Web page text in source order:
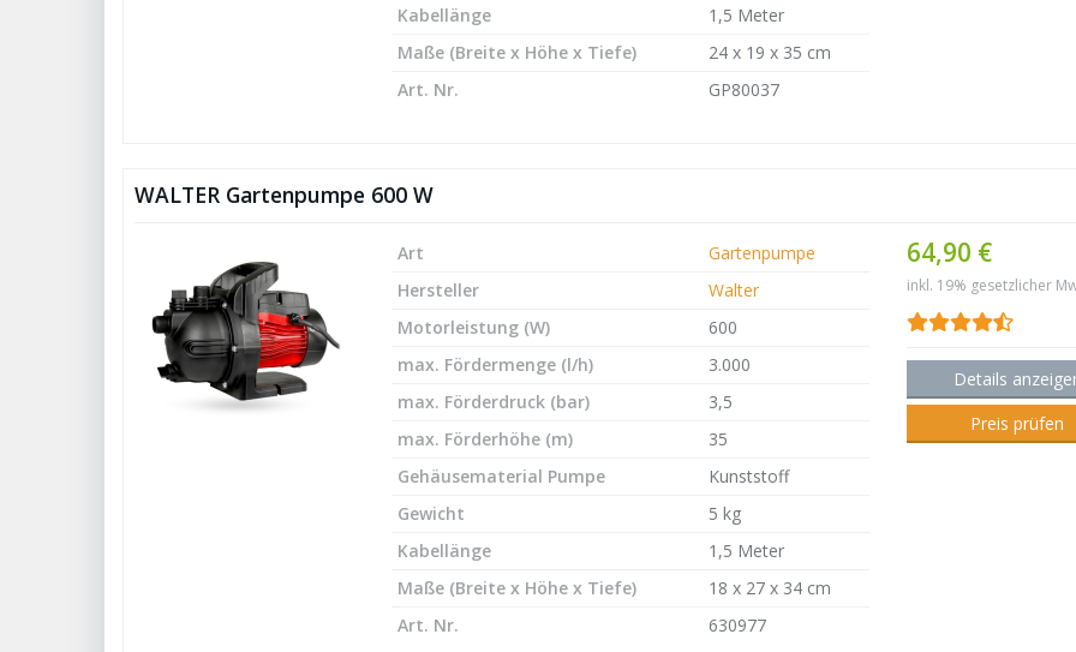
Kabellänge
1,5 Meter
Maße (Breite x Höhe x Tiefe)
24 x 19 x 35 cm
Art. Nr.
GP80037
WALTER Gartenpumpe 600 W
64,90 €
inkl. 19% gesetzlicher
Details
Preis prüfen
Art
Gartenpumpe
Hersteller
Walter
Motorleistung (W)
600
max. Fördermenge (l/h)
3.000
max. Förderdruck (bar)
3,5
max. Förderhöhe (m)
35
Gehäusematerial Pumpe
Kunststoff
Gewicht
5 kg
Kabellänge
1,5 Meter
Maße (Breite x Höhe x Tiefe)
18 x 27 x 34 cm
Art. Nr.
630977